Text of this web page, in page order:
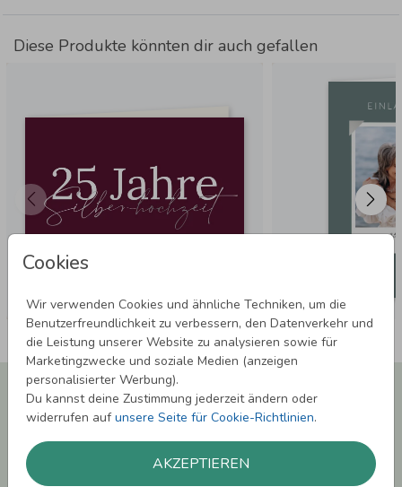
Cookies
Wir verwenden Cookies und ähnliche Techniken, um die
Benutzerfreundlichkeit zu verbessern, den Datenverkehr und
die Leistung unserer Website zu analysieren sowie für
Marketingzwecke und soziale Medien (anzeigen
personalisierter Werbung).
Du kannst deine Zustimmung jederzeit ändern oder
widerrufen aufunsere Seite für Cookie-Richtlinien.
AKZEPTIEREN
Diese Produkte könnten dir auch gefallen
Newsletter abonnieren und 5,00 € Rabatt**
sichern!
Laufenden.